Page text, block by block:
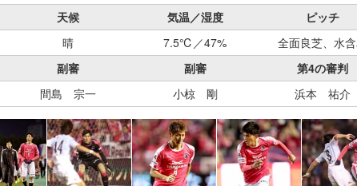
天候 気温／湿度
ピッチ
晴 7.5℃／47%
全面良芝、水
副審 副審
第4の審判
間島 宗一 小椋 剛 浜本 祐介